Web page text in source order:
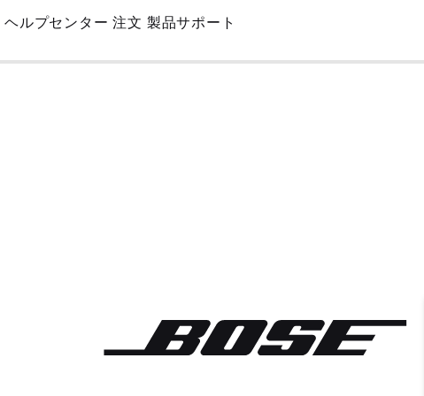
Skip
Main
ヘルプセンター 注文 製品サポート